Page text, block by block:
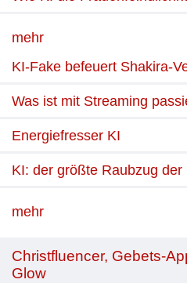
mehr
KI-Fake befeuert Shakira-
Was ist mit Streaming
Energiefresser KI
KI: der größte Raubzug
mehr
Christfluencer, Gebets-
Glow